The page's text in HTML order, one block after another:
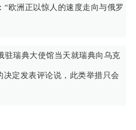
“欧洲正以惊人的速度走向与俄罗
驻瑞典大使馆当天就瑞典向乌克
决定发表评论说，此类举措只会